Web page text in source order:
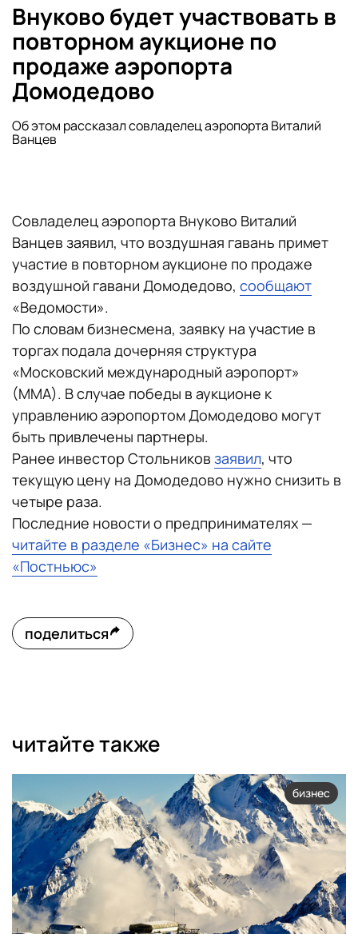
Внуково будет участвовать в
повторном аукционе по
продаже аэропорта
Домодедово
Об этом рассказал совладелец аэропорта Виталий
Ванцев
Совладелец аэропорта Внуково Виталий
Ванцев заявил, что воздушная гавань примет
участие в повторном аукционе по продаже
воздушной гавани Домодедово, сообщают
«Ведомости».
По словам бизнесмена, заявку на участие в
торгах подала дочерняя структура
«Московский международный аэропорт»
(ММА). В случае победы в аукционе к
управлению аэропортом Домодедово могут
быть привлечены партнеры.
Ранее инвестор Стольников заявил, что
текущую цену на Домодедово нужно снизить в
четыре раза.
Последние новости о предпринимателях —
читайте в разделе «Бизнес» на сайте
«Постньюс»
поделиться
читайте также
бизнес